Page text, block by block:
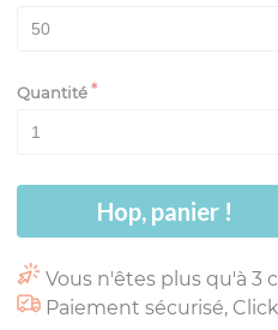
Quantité
Hop, panier !
Vous n'êtes plus qu'à 3
Paiement sécurisé,